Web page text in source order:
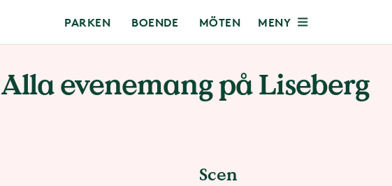
PARKEN BOENDE MÖTEN MENY
Alla evenemang på Liseberg
Scen